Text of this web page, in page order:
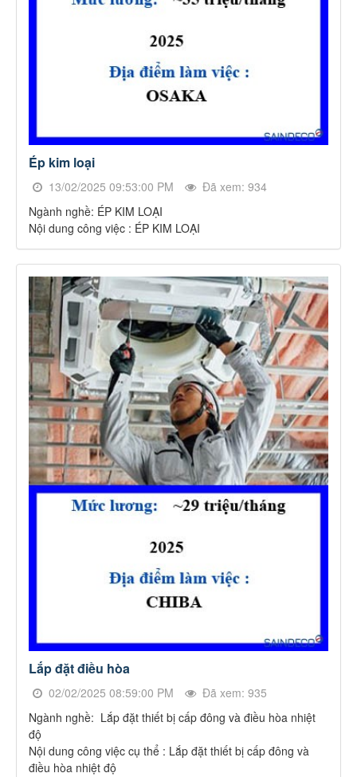
Ép kim loại
13/02/2025 09:53:00 PM
Đã xem: 934
Ngành nghề: ÉP KIM LOẠI
Nội dung công việc : ÉP KIM LOẠI
Lắp đặt điều hòa
02/02/2025 08:59:00 PM
Đã xem: 935
Ngành nghề: Lắp đặt thiết bị cấp đông và điều hòa nhiệt
độ
Nội dung công việc cụ thể : Lắp đặt thiết bị cấp đông và
điều hòa nhiệt độ